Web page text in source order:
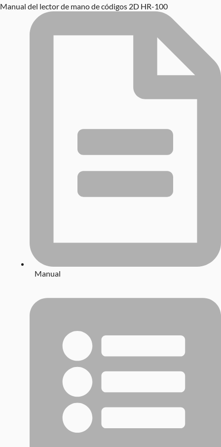
Manual del lector de mano de códigos 2D HR-100
Manual